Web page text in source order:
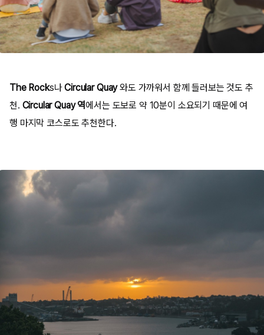
The Rocks나Circular Quay와도 가까워서 함께 들러보는 것도 추
천. Circular Quay 역에서는 도보로 약 10분이 소요되기 때문에 여
행 마지막 코스로도 추천한다.